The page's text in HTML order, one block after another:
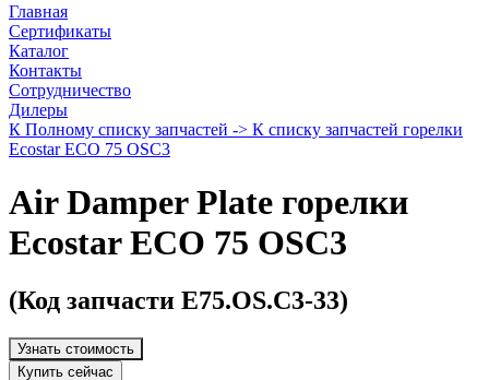
Главная
Сертификаты
Каталог
Контакты
Сотрудничество
Дилеры
К Полному списку запчастей -> К списку запчастей горелки
Ecostar ECO 75 OSC3
Air Damper Plate горелки
Ecostar ECO 75 OSC3
(Код запчасти E75.OS.C3-33)
Узнать стоимость
Купить сейчас